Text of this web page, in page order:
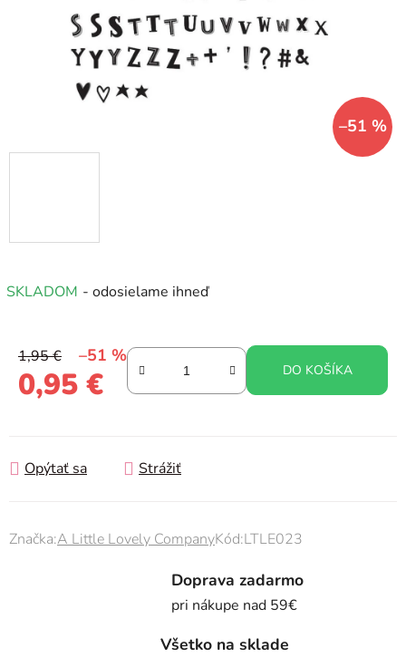
SKLADOM - odosielame ihneď
1,95 € –51 %
0,95 € DO KOŠÍKA
Opýtať sa Strážiť
Značka:A Little Lovely CompanyKód:LTLE023
–51 %
Doprava zadarmo
pri nákupe nad 59€
Všetko na sklade